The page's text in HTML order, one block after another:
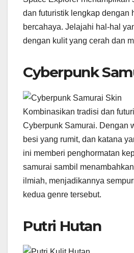
dan futuristik lengkap dengan
bercahaya. Jelajahi hal-hal
dengan kulit yang cerah dan
Cyberpunk
Kombinasikan tradisi dan
Cyberpunk Samurai. Dengan
besi yang rumit, dan katana
ini memberi penghormatan
samurai sambil
ilmiah, menjadikannya
kedua genre tersebut.
Putri Hutan